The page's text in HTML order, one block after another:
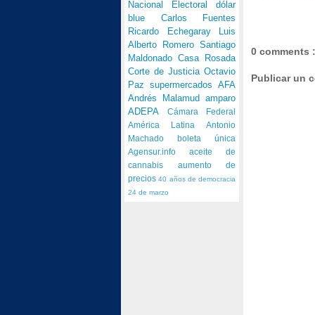
0 comments :
Publicar un
Nacional Electoral dólar
blue Carlos Fuentes
Ricardo Echegaray
Luis
Alberto Romero Santiago
Maldonado Casa Rosada
Corte de Justicia Octavio
Paz supermercados AFA
Andrés Malamud amparo
ADEPA
Cámara Federal
América Latina Antonio
Machado boleta única
Agensur.info aceite de
cannabis aumento de
precios40 años de democracia
24 de marzo